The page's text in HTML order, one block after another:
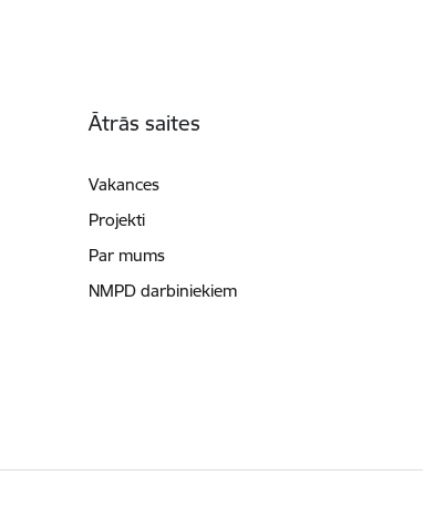
Ātrās saites
Vakances
Projekti
Par mums
NMPD darbiniekiem